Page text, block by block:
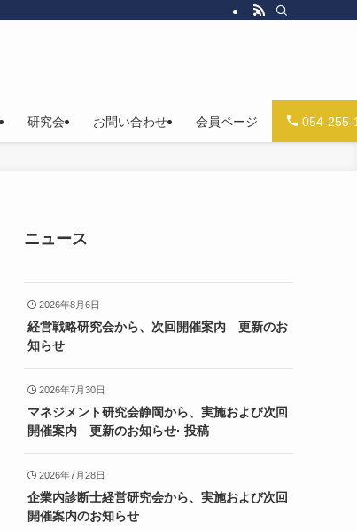
研究会 お問い合わせ 会員ページ 054-255-
ニュース
2026年8月6日
経営戦略研究会から、次回開催案内 更新のお
知らせ
2026年7月30日
マネジメント研究会静岡から、実施および次回
開催案内 更新のお知らせ· 投稿
2026年7月28日
企業内診断士経営研究会から、実施および次回
開催案内のお知らせ